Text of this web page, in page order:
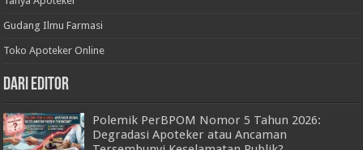
Gudang Ilmu Farmasi
Toko Apoteker Online
Dari Editor
Polemik PerBPOM Nomor 5 Tahun 2026:
Degradasi Apoteker atau Ancaman